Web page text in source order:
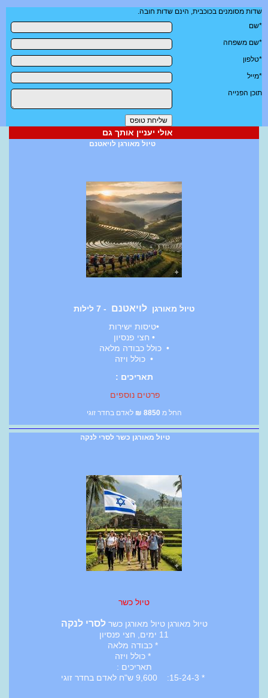
שדות מסומנים בכוכבית, הינם שדות חובה.
*שם
*שם משפחה
*טלפון
*מייל
תוכן הפנייה
אולי יעניין אותך גם
טיול מאורגן לויאטנם
טיול מאורגןלויאטנם - 7 לילות
•טיסות ישירות
• חצי פנסיון
• כולל כבודה מלאה
• כולל ויזה
תאריכים :
פרטים נוספים
החל מ 8850
₪ לאדם בחדר זוגי
טיול מאורגן כשר לסרי לנקה
טיול כשר
טיול מאורגן טיול מאורגן כשרלסרי לנקה
11 ימים, חצי פנסיון
* כבודה מלאה
* כולל ויזה
תאריכים :
* 15-24-3: 9,600 ש"ח לאדם בחדר זוגי